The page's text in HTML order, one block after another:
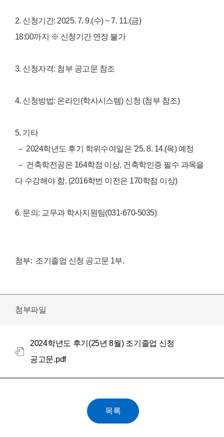
2. 신청기간: 2025. 7. 9.(수) ~ 7. 11.(금)
18:00까지 ※ 신청기간 연장 불가
3. 신청자격: 첨부 공고문 참조
4. 신청방법: 온라인(학사시스템) 신청 (첨부 참조)
5. 기타
－ 2024학년도 후기 학위수여일은 '25. 8. 14.(목) 예정
－ 건축학전공은 164학점 이상, 건축학인증 필수 과목을
다 수강해야 함. (2016학번 이전은 170학점 이상)
6. 문의 : 교무과 학사지원팀(031-670-5035)
첨부: 조기졸업 신청 공고문 1부.
첨부파일
2024학년도 후기(25년 8월) 조기졸업 신청
공고문.pdf